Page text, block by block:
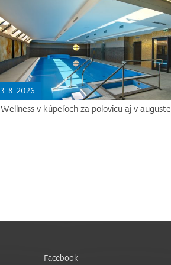
3. 8. 2026
Wellness v kúpeľoch za polovicu aj v auguste
Facebook